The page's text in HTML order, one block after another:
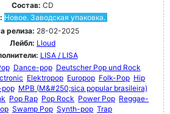
Состав: CD
Новое. Заводская упаковка.
релиза: 28-02-2025
Лейбл: Lloud
LISA / LISA
Dance-pop Deutscher Pop und Rock
Elektropop Europop Folk-Pop Hip
pop MPB (M&#250;sica popular brasileira)
Pop Rap Pop Rock Power Pop Reggae-
Swamp Pop Synth-pop Trap